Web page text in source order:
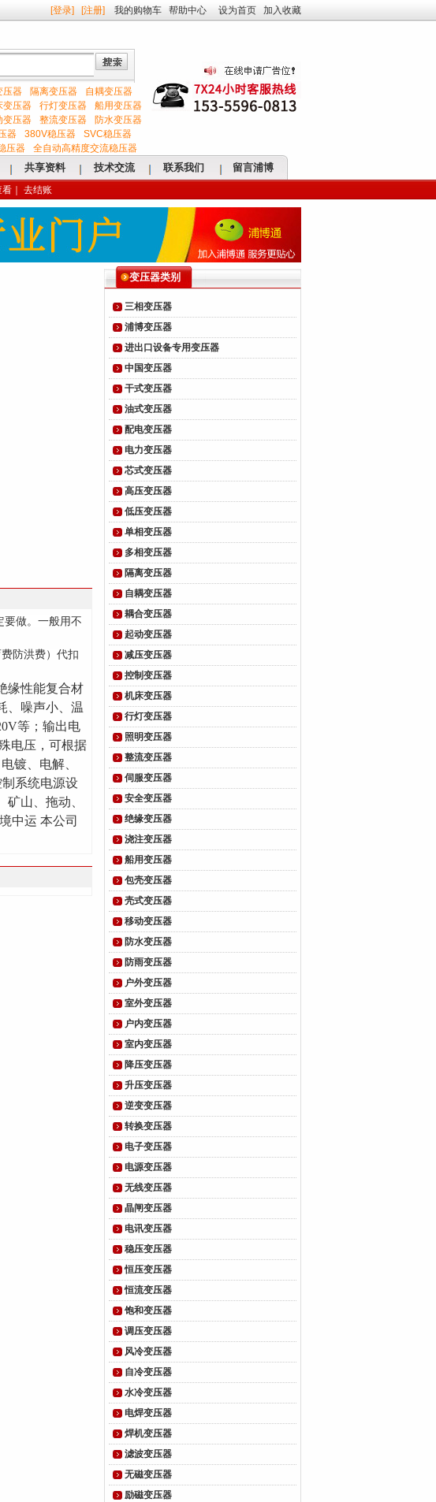
[登录] [注册] 我的购物车 帮助中心 设为首页 加入收藏
压器 隔离变压器
自耦变压器
变压器 行灯变压器
船用变压器
变压器 整流变压器
防水变压器
器 380V稳压器
SVC稳压器
压器 全自动高精度交流稳压器
共享资料 技术交流 联系我们 留言浦博
看 去结账
要做。 一般用不
防洪费）代扣
缘性能复合材
、噪声小、温
等；输出电
电压，可根据
镀、电解、
系统电源设
山、拖动、
中运 本公司
变压器类别
三相变压器
浦博变压器
进出口设备专用变压器
中国变压器
干式变压器
油式变压器
配电变压器
电力变压器
芯式变压器
高压变压器
低压变压器
单相变压器
多相变压器
隔离变压器
自耦变压器
耦合变压器
起动变压器
减压变压器
控制变压器
机床变压器
行灯变压器
照明变压器
整流变压器
伺服变压器
安全变压器
绝缘变压器
浇注变压器
船用变压器
包壳变压器
壳式变压器
移动变压器
防水变压器
防雨变压器
户外变压器
室外变压器
户内变压器
室内变压器
降压变压器
升压变压器
逆变变压器
转换变压器
电子变压器
电源变压器
无线变压器
晶闸变压器
电讯变压器
稳压变压器
恒压变压器
恒流变压器
饱和变压器
调压变压器
风冷变压器
自冷变压器
水冷变压器
电焊变压器
焊机变压器
滤波变压器
无磁变压器
励磁变压器